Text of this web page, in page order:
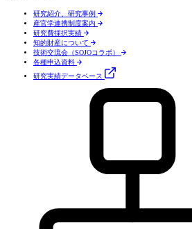
研究紹介、研究事例
産官学連携制度案内
研究費採択実績
知的財産について
技術交流会（SOJOコラボ）
各種申込資料
研究実績データベース